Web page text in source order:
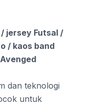
/ jersey Futsal /
/ kaos band
dan teknologi
untuk